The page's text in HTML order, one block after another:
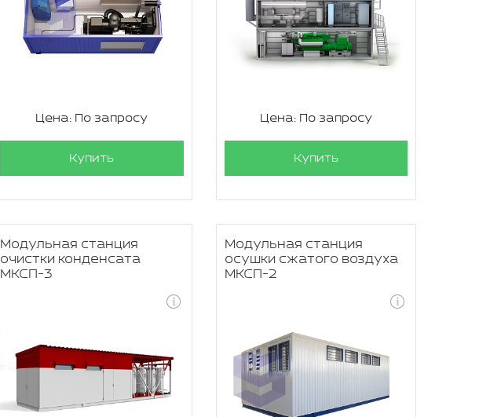
Цена: По запросу
Купить
Цена: По запросу
Купить
Модульная станция
очистки конденсата
МКСП-3
Модульная станция
осушки сжатого воздуха
МКСП-2